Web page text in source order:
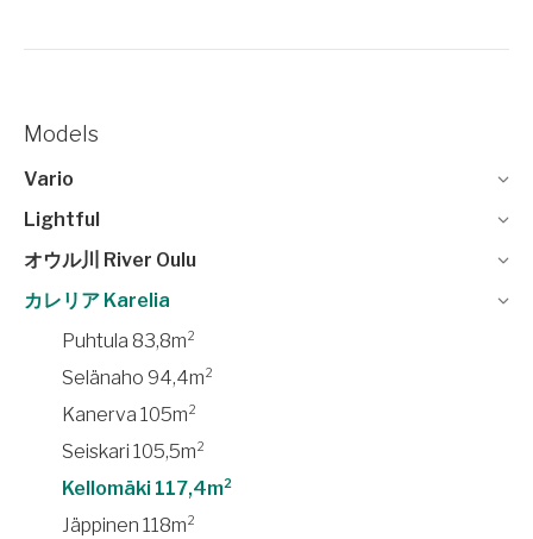
Models
Vario
Lightful
オウル川 River Oulu
カレリア Karelia
Puhtula 83,8m²
Selänaho 94,4m²
Kanerva 105m²
Seiskari 105,5m²
Kellomäki 117,4m²
Jäppinen 118m²